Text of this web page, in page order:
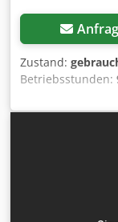
Zustand:
Betriebsstunden:
Csdezblakspfx
Maschinen zu
um eine